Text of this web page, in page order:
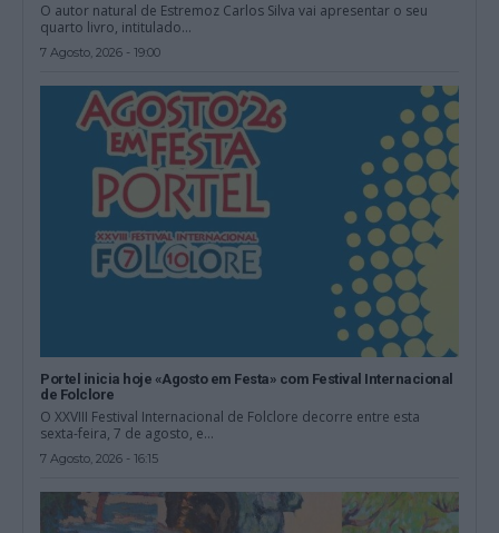
O autor natural de Estremoz Carlos Silva vai apresentar o seu
quarto livro, intitulado...
7 Agosto, 2026 - 19:00
Portel inicia hoje «Agosto em Festa» com Festival Internacional
de Folclore
O XXVIII Festival Internacional de Folclore decorre entre esta
sexta-feira, 7 de agosto, e...
7 Agosto, 2026 - 16:15